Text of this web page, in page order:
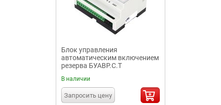
Блок управления
автоматическим включением
резерва БУАВР.С.Т
В наличии
Запросить цену